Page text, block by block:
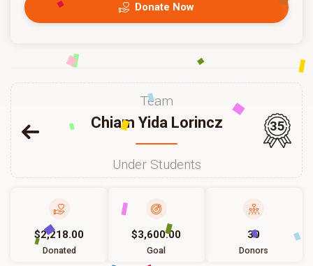
Donate Now
Team
Chiam Yida Lorincz
Under Students
35
$2,218.00
Donated
$3,600.00
Goal
30
Donors